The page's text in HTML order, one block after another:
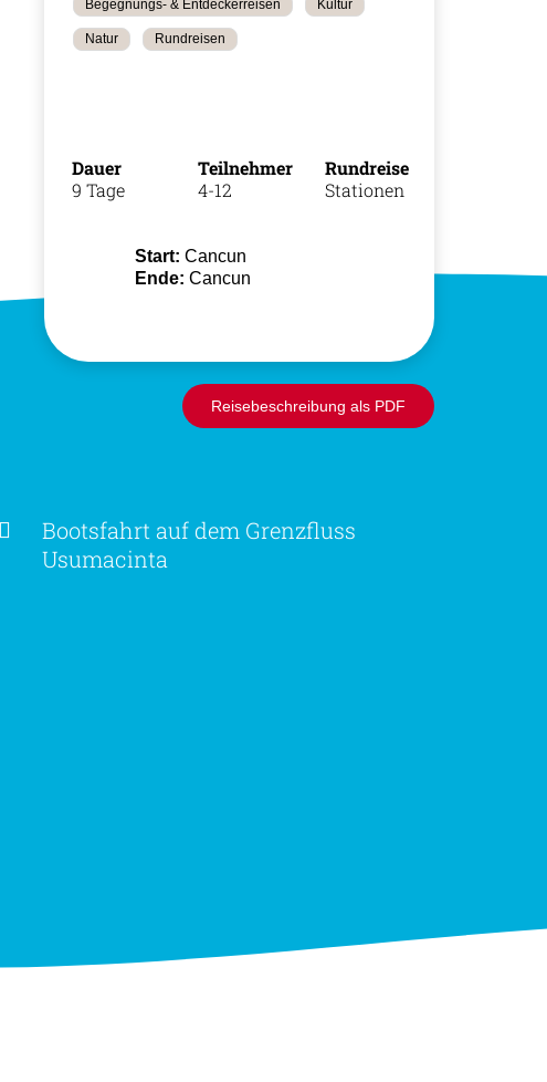
Begegnungs- & Entdeckerreisen Kultur
Natur Rundreisen
Dauer
9 Tage
Teilnehmer
4-12
Rundreise
Stationen
Start: Cancun
Ende: Cancun
Reisebeschreibung als PDF
Bootsfahrt auf dem Grenzfluss
Usumacinta